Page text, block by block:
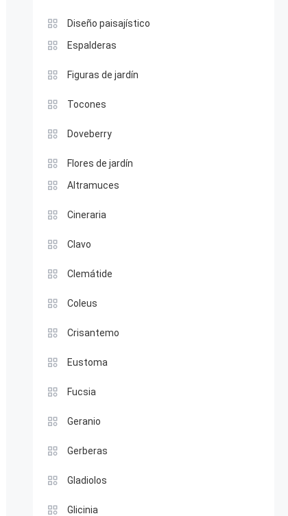
Diseño paisajístico
Espalderas
Figuras de jardín
Tocones
Doveberry
Flores de jardín
Altramuces
Cineraria
Clavo
Clemátide
Coleus
Crisantemo
Eustoma
Fucsia
Geranio
Gerberas
Gladiolos
Glicinia